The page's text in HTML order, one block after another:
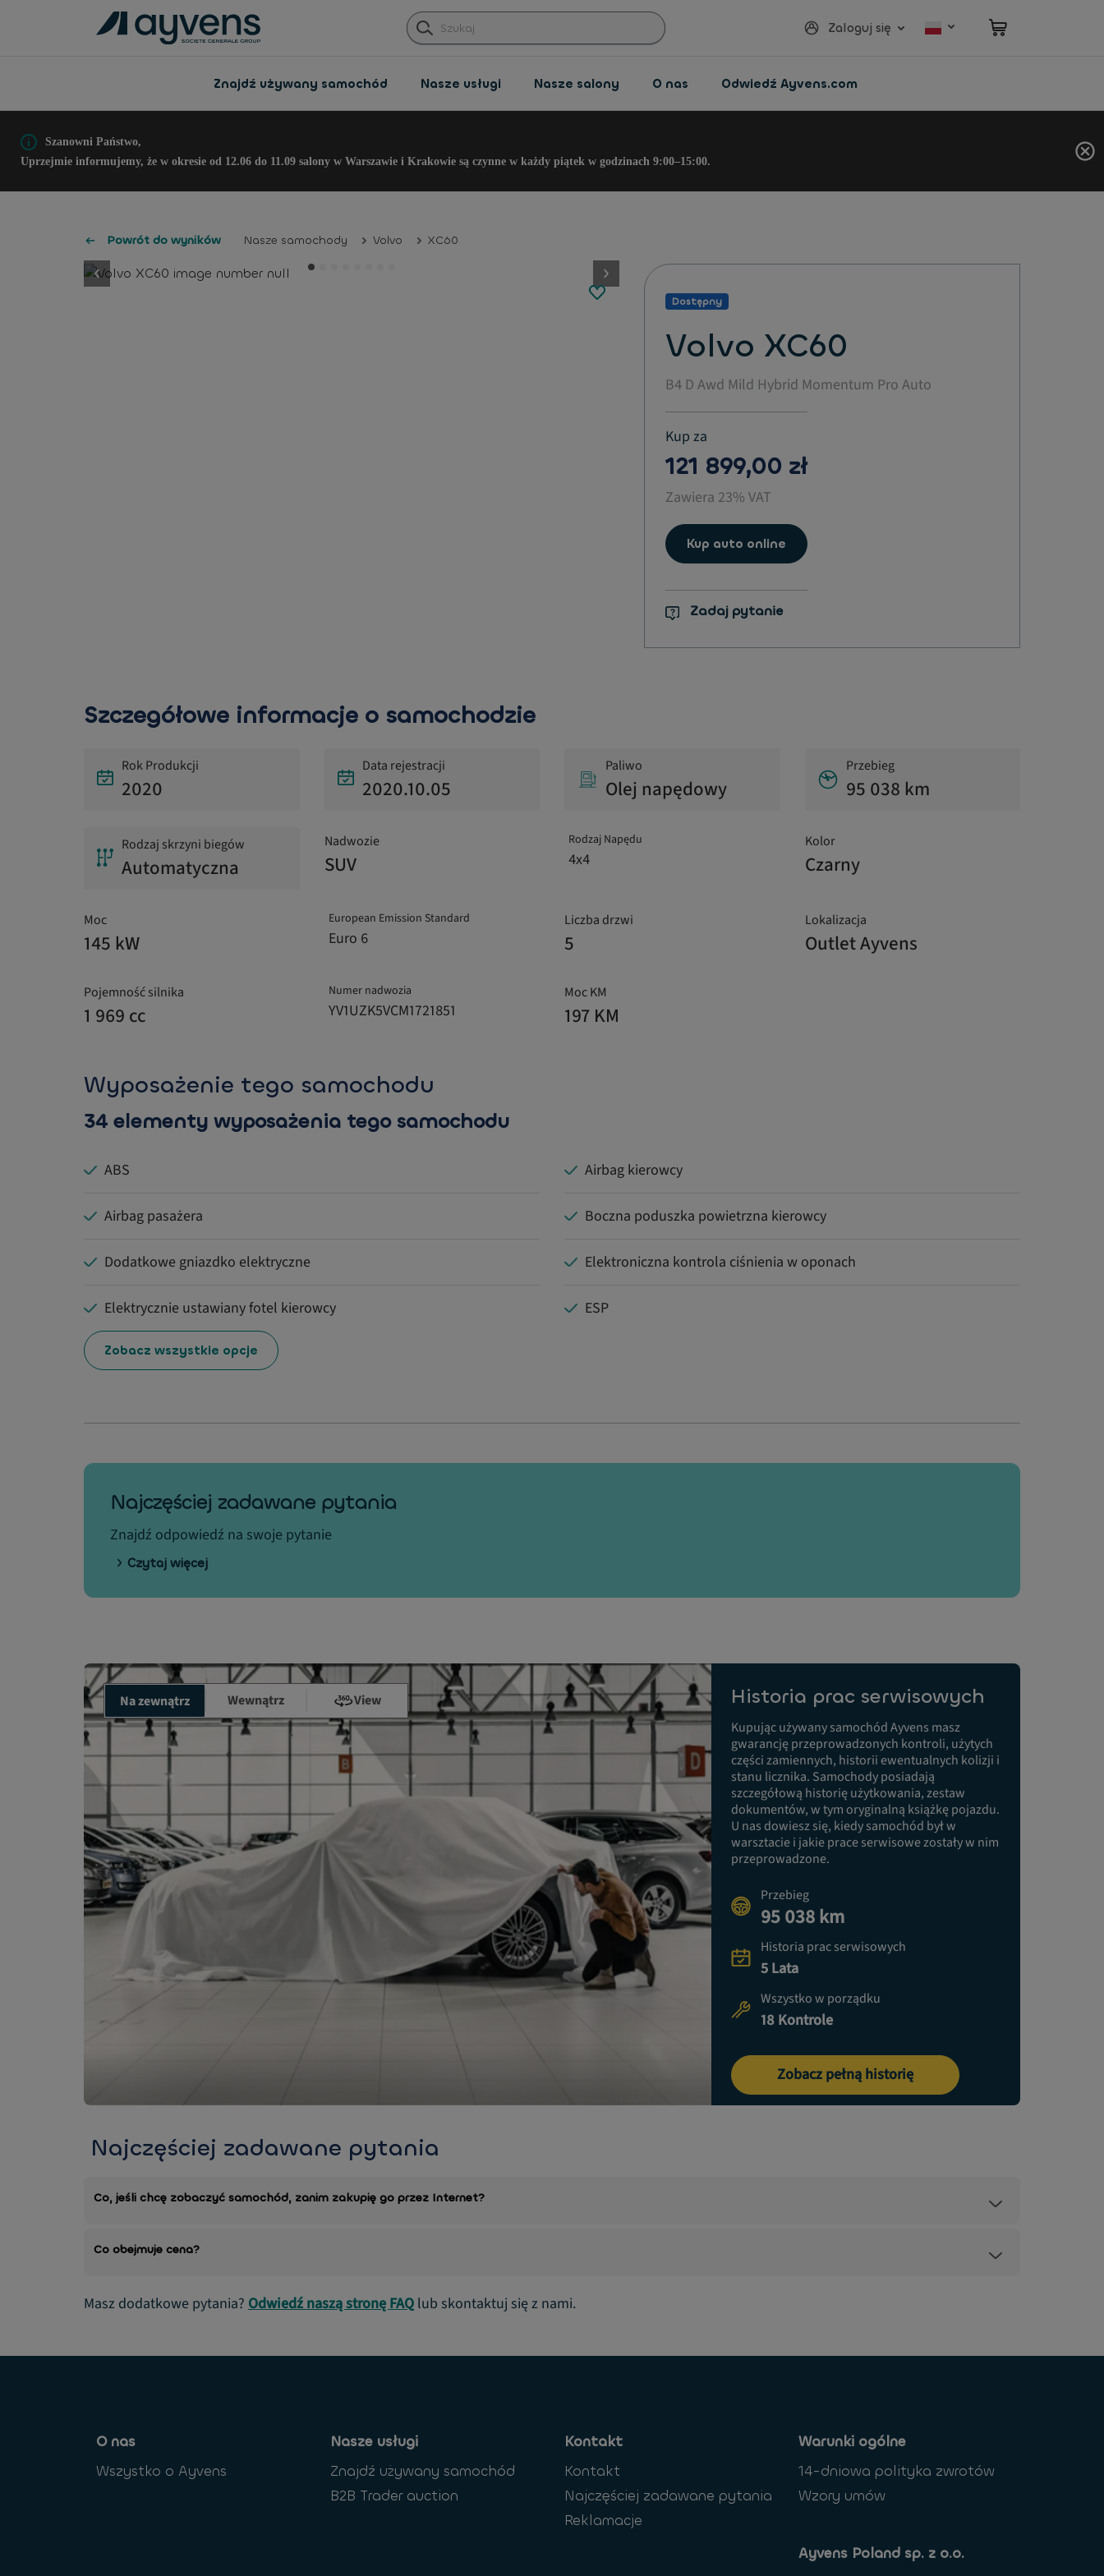
Zaloguj się
Znajdź używany samochód Nasze usługi Nasze salony O nas Odwiedź Ayvens.com
Szanowni Państwo,
Uprzejmie informujemy, że w okresie od 12.06 do 11.09 salony w Warszawie i Krakowie są czynne w każdy piątek w godzinach 9:00–15:00.
Powrót do wyników Nasze samochody Volvo XC60
button.previous button.next
Dostępny
Volvo XC60
B4 D Awd Mild Hybrid Momentum Pro Auto
Kup za
121 899,00 zł
Zawiera 23% VAT
Kup auto online
Zadaj pytanie
Szczegółowe informacje o samochodzie
Rok Produkcji
2020
Data rejestracji
2020.10.05
Paliwo
Olej napędowy
Przebieg
95 038 km
Rodzaj skrzyni biegów
Automatyczna
Nadwozie
SUV
Rodzaj Napędu
4x4
Kolor
Czarny
Moc
145 kW
European Emission Standard
Euro 6
Liczba drzwi
5
Lokalizacja
Outlet Ayvens
Pojemność silnika
1 969 cc
Numer nadwozia
YV1UZK5VCM1721851
Moc KM
197 KM
Wyposażenie tego samochodu
34 elementy wyposażenia tego samochodu
ABS Airbag kierowcy
Airbag pasażera Boczna poduszka powietrzna kierowcy
Dodatkowe gniazdko elektryczne Elektroniczna kontrola ciśnienia w oponach
Elektrycznie ustawiany fotel kierowcy ESP
Zobacz wszystkie opcje
Najczęściej zadawane pytania
Znajdź odpowiedź na swoje pytanie
Czytaj więcej
Na zewnątrz Wewnątrz View Historia prac serwisowych
Kupując używany samochód Ayvens masz
gwarancję przeprowadzonych kontroli, użytych
części zamiennych, historii ewentualnych kolizji i
stanu licznika. Samochody posiadają
szczegółową historię użytkowania, zestaw
dokumentów, w tym oryginalną książkę pojazdu.
U nas dowiesz się, kiedy samochód był w
warsztacie i jakie prace serwisowe zostały w nim
przeprowadzone.
Przebieg
95 038 km
Historia prac serwisowych
5 Lata
Wszystko w porządku
18 Kontrole
Zobacz pełną historię
Najczęściej zadawane pytania
Co, jeśli chcę zobaczyć samochód, zanim zakupię go przez Internet?
Co obejmuje cena?
Masz dodatkowe pytania? Odwiedź naszą stronę FAQ lub skontaktuj się z nami.
O nas
Wszystko o Ayvens
Nasze usługi
Znajdź używany samochód
B2B Trader auction
Kontakt
Kontakt
Najczęściej zadawane pytania
Reklamacje
Warunki ogólne
14-dniowa polityka zwrotów
Wzory umów
Ayvens Poland sp. z o.o.